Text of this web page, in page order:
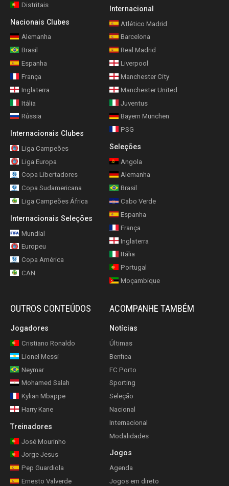
Distritais
Nacionais Clubes
Alemanha
Brasil
Espanha
França
Inglaterra
Itália
Rússia
Internacionais Clubes
Liga Campeões
Liga Europa
Copa Libertadores
Copa Sudamericana
Liga Campeões África
Internacionais Seleções
Mundial
Europeu
Copa América
CAN
Internacional
Atlético Madrid
Barcelona
Real Madrid
Liverpool
Manchester City
Manchester United
Juventus
Bayern München
PSG
Seleções
Angola
Alemanha
Brasil
Cabo Verde
Espanha
França
Inglaterra
Itália
Portugal
Moçambique
OUTROS CONTEÚDOS
Jogadores
Cristiano Ronaldo
Lionel Messi
Neymar
Mohamed Salah
Kylian Mbappe
Harry Kane
Treinadores
José Mourinho
Jorge Jesus
Pep Guardiola
Ernesto Valverde
ACOMPANHE TAMBÉM
Notícias
Últimas
Benfica
FC Porto
Sporting
Seleção
Nacional
Internacional
Modalidades
Jogos
Agenda
Jogos em direto